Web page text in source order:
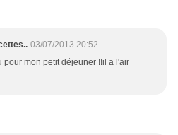
03/07/2013 20:52
pour mon petit déjeuner !!il a l'air